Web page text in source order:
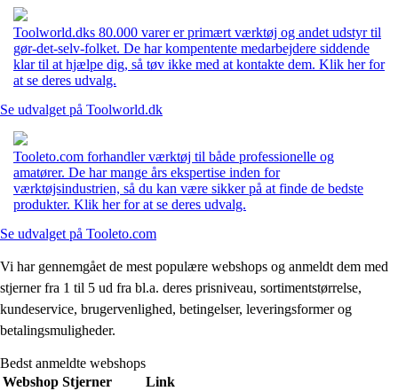
Toolworld.dks 80.000 varer er primært værktøj og andet udstyr til
gør-det-selv-folket. De har kompentente medarbejdere siddende
klar til at hjælpe dig, så tøv ikke med at kontakte dem. Klik her for
at se deres udvalg.
Se udvalget på Toolworld.dk
Tooleto.com forhandler værktøj til både professionelle og
amatører. De har mange års ekspertise inden for
værktøjsindustrien, så du kan være sikker på at finde de bedste
produkter. Klik her for at se deres udvalg.
Se udvalget på Tooleto.com
Vi har gennemgået de mest populære webshops og anmeldt dem med
stjerner fra 1 til 5 ud fra bl.a. deres prisniveau, sortimentstørrelse,
kundeservice, brugervenlighed, betingelser, leveringsformer og
betalingsmuligheder.
Bedst anmeldte webshops
Webshop Stjerner Link